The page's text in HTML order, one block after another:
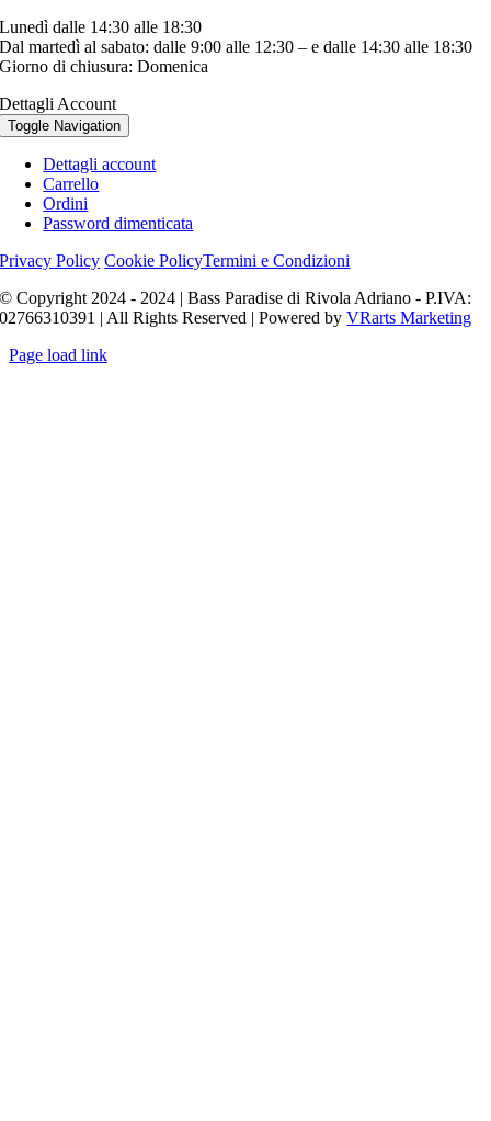
Lunedì dalle 14:30 alle 18:30
Dal martedì al sabato: dalle 9:00 alle 12:30 – e dalle 14:30 alle 18:30
Giorno di chiusura: Domenica
Dettagli Account
Toggle Navigation
Dettagli account
Carrello
Ordini
Password dimenticata
Privacy Policy Cookie PolicyTermini e Condizioni
© Copyright 2024 - 2024 | Bass Paradise di Rivola Adriano - P.IVA:
02766310391 | All Rights Reserved | Powered byVRarts Marketing
Page load link